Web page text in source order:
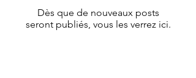
Dès que de nouveaux posts
seront publiés, vous les verrez ici.